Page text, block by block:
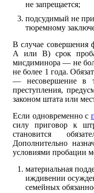
не запрещается;
подсудимый не
тюремному
В случае совершения
А или В) срок
мисдиминора — не
не более 1 года.
— несовершение в
преступления,
законом штата или
Если одновременно с
силу приговор к
становится
Дополнительно
условиями пробации
материальная
иждивении
семейных